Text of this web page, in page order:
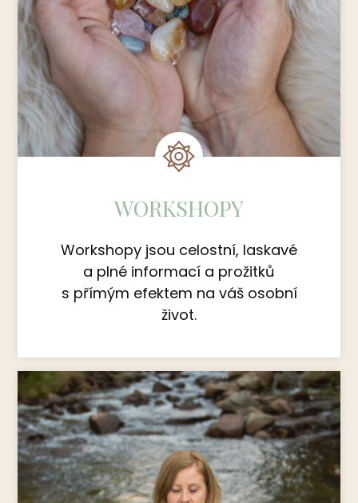
WORKSHOPY
Workshopy jsou celostní, laskavé
a plné informací a prožitků
s přímým efektem na váš osobní
život.